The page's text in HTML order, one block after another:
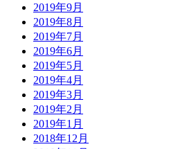
2019年9月
2019年8月
2019年7月
2019年6月
2019年5月
2019年4月
2019年3月
2019年2月
2019年1月
2018年12月